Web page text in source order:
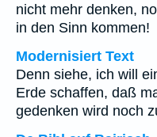
nicht mehr denken,
in den Sinn kommen!
Modernisiert Text
Denn siehe, ich will
Erde schaffen, daß
gedenken wird noch